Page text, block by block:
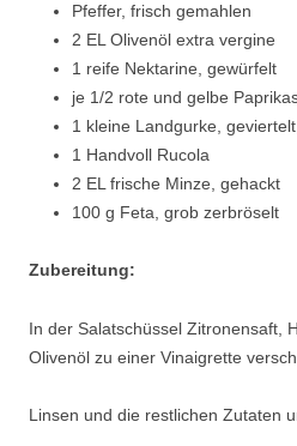
Pfeffer, frisch gemahlen
2 EL Olivenöl extra vergine
1 reife Nektarine, gewürfelt
je 1/2 rote und gelbe
1 kleine Landgurke,
1 Handvoll Rucola
2 EL frische Minze, gehackt
100 g Feta, grob zerbröselt
Zubereitung:
In der Salatschüssel Zitronensaft,
Olivenöl zu einer Vinaigrette
Linsen und die restlichen Zutaten